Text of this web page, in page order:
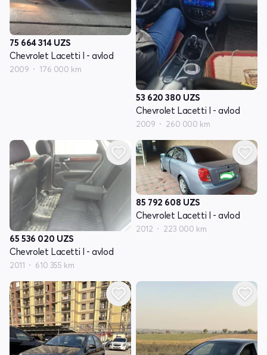
75 664 314 UZS
Chevrolet Lacetti I - avlod
2009 176 000 km
53 620 380 UZS
Chevrolet Lacetti I - avlod
2009 260 000 km
65 536 020 UZS
Chevrolet Lacetti I - avlod
2011 610 355 km
85 792 608 UZS
Chevrolet Lacetti I - avlod
2012 223 000 km